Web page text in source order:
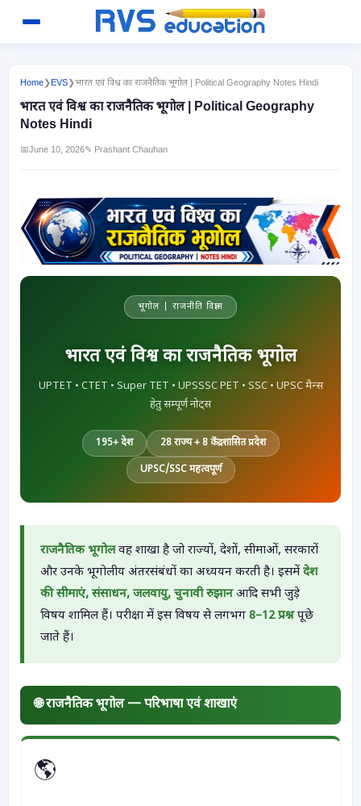
Home❯EVS❯भारत एवं विश्व का राजनैतिक भूगोल | Political Geography Notes Hindi
भारत एवं विश्व का राजनैतिक भूगोल | Political Geography
Notes Hindi
📅June 10, 2026✎ Prashant Chauhan
भूगोल | राजनीति विज्ञान
भारत एवं विश्व का राजनैतिक भूगोल
UPTET • CTET • Super TET • UPSSSC PET • SSC • UPSC मैन्स
हेतु सम्पूर्ण नोट्स
195+ देश 28 राज्य + 8 केंद्रशासित प्रदेश
UPSC/SSC महत्वपूर्ण
राजनैतिक भूगोलवह शाखा है जो राज्यों, देशों, सीमाओं, सरकारों
और उनके भूगोलीय अंतरसंबंधों का अध्ययन करती है। इसमें देश
की सीमाएं, संसाधन, जलवायु, चुनावी रुझानआदि सभी जुड़े
विषय शामिल हैं। परीक्षा में इस विषय से लगभग 8–12 प्रश्नपूछे
जाते हैं।
🌐 राजनैतिक भूगोल — परिभाषा एवं शाखाएं
🌎